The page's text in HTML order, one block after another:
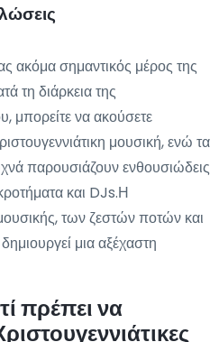
ακόμα σημαντικός μέρος της
τη διάρκεια της
μπορείτε να ακούσετε
μουσική, ενώ τα
παρουσιάζουν ενθουσιώδεις
και DJs.Η
των ζεστών ποτών και
μια αξέχαστη
πρέπει να